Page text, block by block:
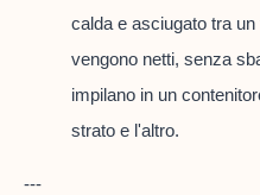
calda e asciugato tra
vengono netti, senza
impilano in un
strato e l'altro.
---